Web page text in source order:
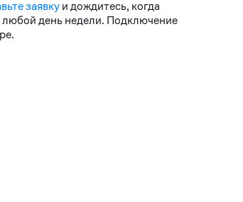
заявкуи дождитесь, когда
день недели. Подключение